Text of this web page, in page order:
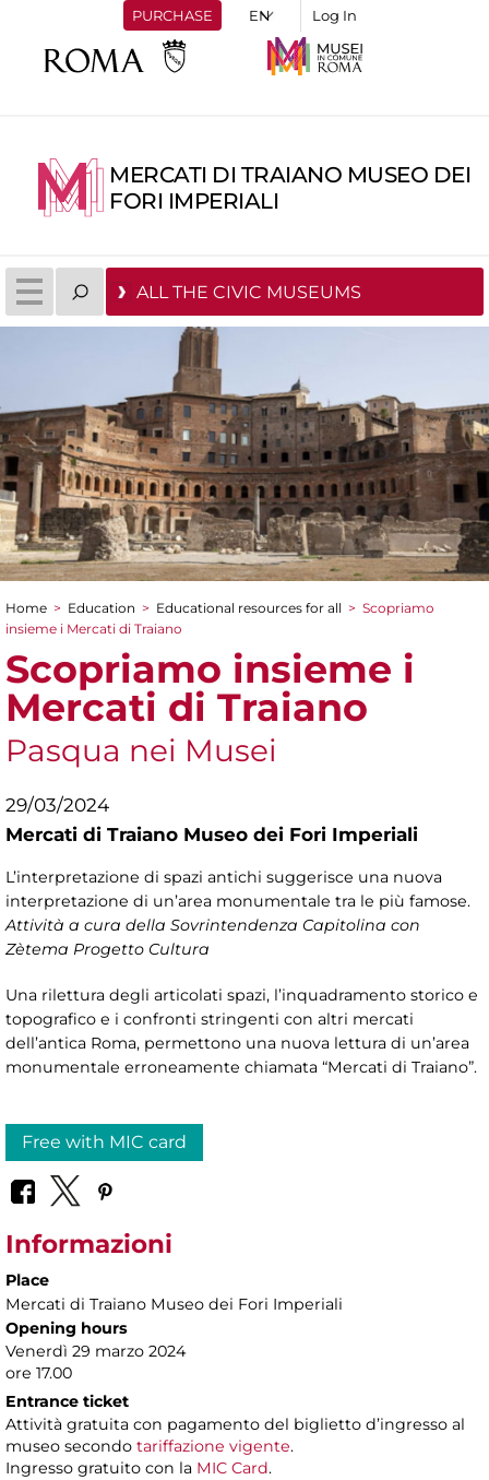
PURCHASE Log In
MERCATI DI TRAIANO MUSEO DEI
FORI IMPERIALI
ALL THE CIVIC MUSEUMS
You are here
Home > Education > Educational resources for all > Scopriamo
insieme i Mercati di Traiano
Scopriamo insieme i
Mercati di Traiano
Pasqua nei Musei
29/03/2024
Mercati di Traiano Museo dei Fori Imperiali
L’interpretazione di spazi antichi suggerisce una nuova
interpretazione di un’area monumentale tra le più famose.
Attività a cura della Sovrintendenza Capitolina con
Zètema Progetto Cultura
Una rilettura degli articolati spazi, l’inquadramento storico e
topografico e i confronti stringenti con altri mercati
dell’antica Roma, permettono una nuova lettura di un’area
monumentale erroneamente chiamata “Mercati di Traiano”.
Free with MIC card
Informazioni
Place
Mercati di Traiano Museo dei Fori Imperiali
Opening hours
Venerdì 29 marzo 2024
ore 17.00
Entrance ticket
Attività gratuita con pagamento del biglietto d’ingresso al
museo secondo tariffazione vigente.
Ingresso gratuito con la MIC Card.